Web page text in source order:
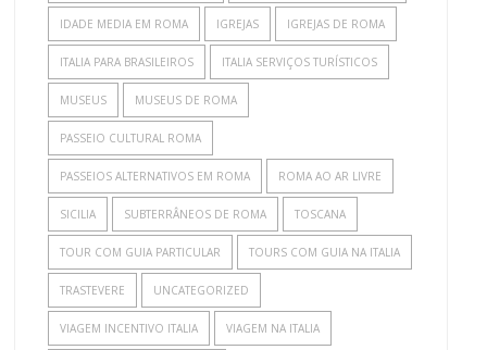
IDADE MEDIA EM ROMA IGREJAS IGREJAS DE ROMA
ITALIA PARA BRASILEIROS ITALIA SERVIÇOS TURÍSTICOS
MUSEUS MUSEUS DE ROMA
PASSEIO CULTURAL ROMA
PASSEIOS ALTERNATIVOS EM ROMA ROMA AO AR LIVRE
SICILIA SUBTERRÂNEOS DE ROMA TOSCANA
TOUR COM GUIA PARTICULAR TOURS COM GUIA NA ITALIA
TRASTEVERE UNCATEGORIZED
VIAGEM INCENTIVO ITALIA VIAGEM NA ITALIA